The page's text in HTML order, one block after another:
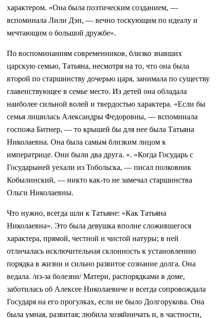
характером. «Она была поэтическим созданием, —
вспоминала Лили Дэн, — вечно тоскующим по идеалу и
мечтающим о большой дружбе».
По воспоминаниям современников, близко знавших
царскую семью, Татьяна, несмотря на то, что она была
второй по старшинству дочерью царя, занимала по существу
главенствующее в семье место. Из детей она обладала
наиболее сильной волей и твердостью характера. «Если бы
семья лишилась Александры Федоровны, — вспоминала
госпожа Битнер, — то крышей бы для нее была Татьяна
Николаевна. Она была самым близким лицом к
императрице. Они были два друга. «. «Когда Государь с
Государыней уехали из Тобольска, — писал полковник
Кобылинский, — никто как-то не замечал старшинства
Ольги Николаевны.
Что нужно, всегда шли к Татьяне: «Как Татьяна
Николаевна». Это была девушка вполне сложившегося
характера, прямой, честной и чистой натуры; в ней
отличалась исключительная склонность к установлению
порядка в жизни и сильно развитое сознание долга. Она
ведала. /из-за болезни/ Матери, распорядками в доме,
заботилась об Алексее Николаевиче и всегда сопровождала
Государя на его прогулках, если не было Долгорукова. Она
была умная, развитая; любила хозяйничать и, в частности,